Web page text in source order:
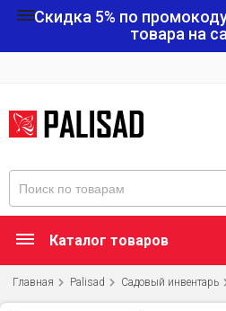
Скидка 5% по
товара на
Каталог товаров
Главная Palisad Садовый инвентарь